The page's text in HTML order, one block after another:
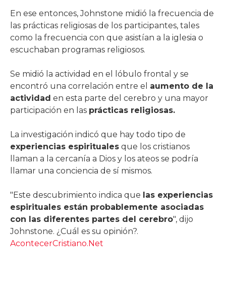
En ese entonces, Johnstone midió la frecuencia de
las prácticas religiosas de los participantes, tales
como la frecuencia con que asistían a la iglesia o
escuchaban programas religiosos.
Se midió la actividad en el lóbulo frontal y se
encontró una correlación entre el aumento de la
actividad en esta parte del cerebro y una mayor
participación en las prácticas religiosas.
La investigación indicó que hay todo tipo de
experiencias espirituales que los cristianos
llaman a la cercanía a Dios y los ateos se podría
llamar una conciencia de sí mismos.
"Este descubrimiento indica que las experiencias
espirituales están probablemente asociadas
con las diferentes partes del cerebro", dijo
Johnstone. ¿Cuál es su opinión?.
AcontecerCristiano.Net